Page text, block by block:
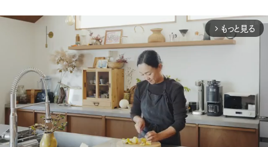
arrow_forward_ios もっと見る